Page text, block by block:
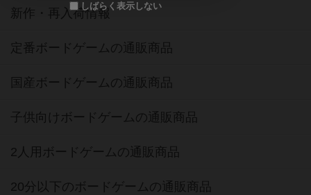
しばらく表示しない
新作・再入荷情報
定番ボードゲームの通販商品
国産ボードゲームの通販商品
子供向けボードゲームの通販商品
2人用ボードゲームの通販商品
20分以下のボードゲームの通販商品